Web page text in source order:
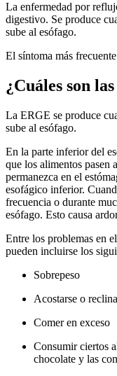
La enfermedad por
digestivo. Se produce
sube al esófago.
El síntoma más
¿Cuáles son
La ERGE se produce
sube al esófago.
En la parte inferior del
que los alimentos pasen
permanezca en el
esofágico inferior.
frecuencia o durante
esófago. Esto causa
Entre los problemas en
pueden incluirse los
Sobrepeso
Acostarse o
Comer en exceso
Consumir ciertos
chocolate y las